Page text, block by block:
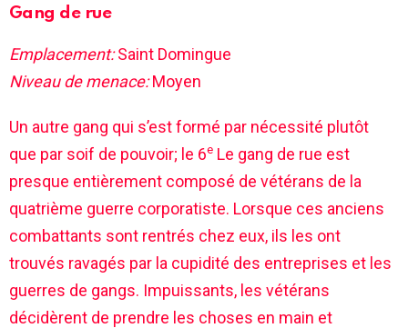
Gang de rue
Emplacement:Saint Domingue
Niveau de menace:Moyen
Un autre gang qui s’est formé par nécessité plutôt
que par soif de pouvoir; le 6e Le gang de rue est
presque entièrement composé de vétérans de la
quatrième guerre corporatiste. Lorsque ces anciens
combattants sont rentrés chez eux, ils les ont
trouvés ravagés par la cupidité des entreprises et les
guerres de gangs. Impuissants, les vétérans
décidèrent de prendre les choses en main et